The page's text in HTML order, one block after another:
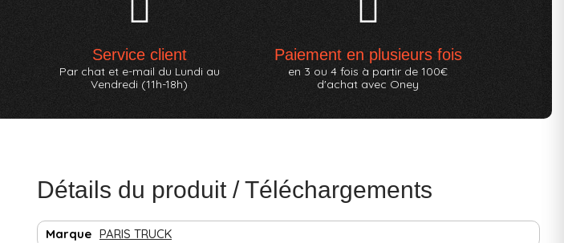
Service client
Par chat et e-mail du Lundi au
Vendredi (11h-18h)
Paiement en plusieurs fois
en 3 ou 4 fois à partir de 100€
d'achat avec Oney
Détails du produit / Téléchargements
Marque PARIS TRUCK